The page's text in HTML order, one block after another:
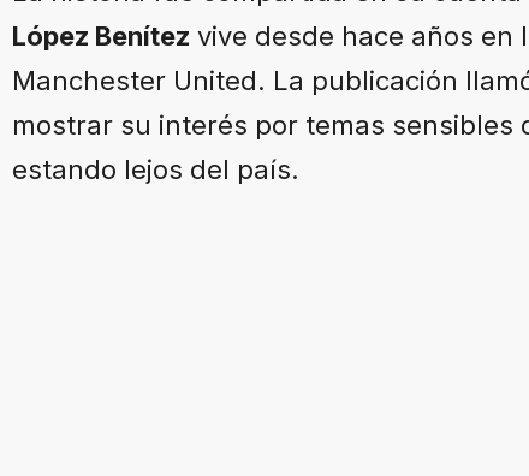
López Benítez vive desde hace años
Manchester United. La publicación
mostrar su interés por temas sensibles
estando lejos del país.